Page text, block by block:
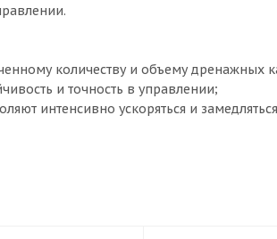
количеству и объему дренажных
и точность в управлении;
интенсивно ускоряться и